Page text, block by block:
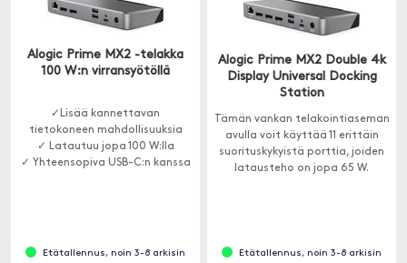
Alogic Prime MX2 -telakka
100 W:n virransyötöllä
✓Lisää kannettavan
tietokoneen mahdollisuuksia
✓ Latautuu jopa 100 W:lla
✓ Yhteensopiva USB-C:n kanssa
Etätallennus, noin 3-8 arkisin
Alogic Prime MX2 Double 4k
Display Universal Docking
Station
Tämän vankan telakointiaseman
avulla voit käyttää 11 erittäin
suorituskykyistä porttia, joiden
latausteho on jopa 65 W.
Etätallennus, noin 3-8 arkisin